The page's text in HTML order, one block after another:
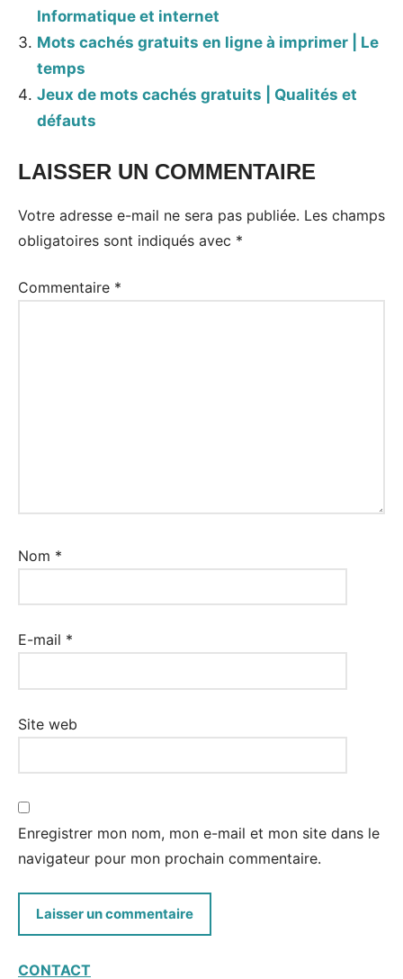
Informatique et internet
Mots cachés gratuits en ligne à imprimer | Le
temps
Jeux de mots cachés gratuits | Qualités et
défauts
LAISSER UN COMMENTAIRE
Votre adresse e-mail ne sera pas publiée. Les champs
obligatoires sont indiqués avec *
Commentaire *
Nom *
E-mail *
Site web
Enregistrer mon nom, mon e-mail et mon site dans le
navigateur pour mon prochain commentaire.
CONTACT